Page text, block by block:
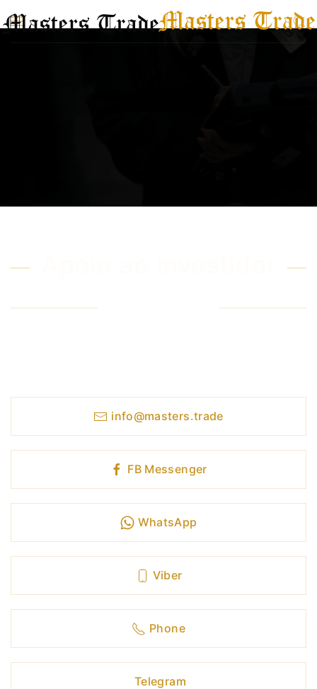
Saltar para o conteúdo principal
info@masters.trade
FB Messenger
WhatsApp
Viber
Phone
Telegram